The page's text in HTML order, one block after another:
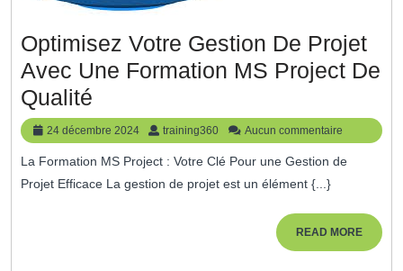
Optimisez Votre Gestion De Projet
Avec Une Formation MS Project De
Qualité
Votre
Gestion
De
24 décembre 2024
24
décembre
2024
training360 training360
Aucun commentaire
La Formation MS Project : Votre Clé Pour une Gestion de
Projet Efficace La gestion de projet est un élément {...}
READ MOREREAD
MORE